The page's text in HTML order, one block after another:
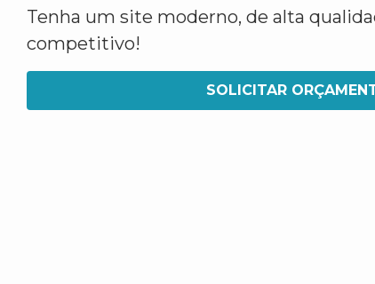
Tenha um site moderno, de alta
competitivo!
SOLICITAR